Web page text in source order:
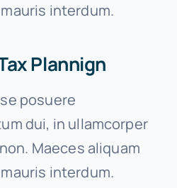
interdum.
Plannign
posuere
dui, in ullamcorper
Maeces aliquam
interdum.